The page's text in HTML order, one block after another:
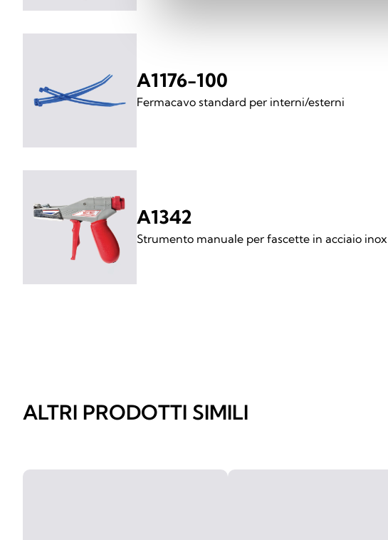
A1176-100
Fermacavo standard per interni/esterni
A1342
Strumento manuale per fascette in acciaio inox
ALTRI PRODOTTI SIMILI